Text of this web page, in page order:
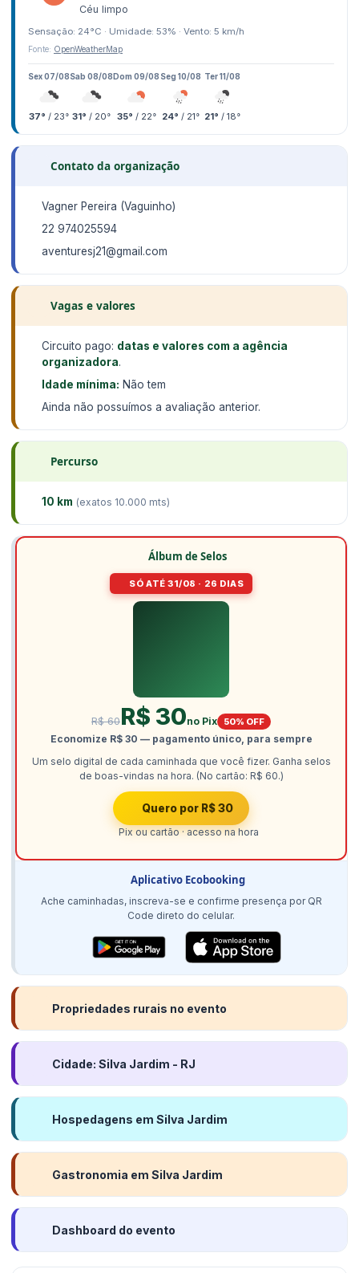
Céu limpo
Sensação: 24°C · Umidade: 53% · Vento: 5 km/h
Fonte: OpenWeatherMap
Sex 07/08
37° / 23°
Sab 08/08
31° / 20°
Dom 09/08
35° / 22°
Seg 10/08
24° / 21°
Ter 11/08
21° / 18°
Contato da organização
Vagner Pereira (Vaguinho)
22 974025594
aventuresj21@gmail.com
Vagas e valores
Circuito pago: datas e valores com a agência
organizadora.
Idade mínima: Não tem
Ainda não possuímos a avaliação anterior.
Percurso
10 km (exatos 10.000 mts)
Álbum de Selos
SÓ ATÉ 31/08 · 26 DIAS
R$ 60R$ 30no Pix 50% OFF
Economize R$ 30 — pagamento único, para sempre
Um selo digital de cada caminhada que você fizer. Ganha selos
de boas-vindas na hora. (No cartão: R$ 60.)
Quero por R$ 30
Pix ou cartão · acesso na hora
Aplicativo Ecobooking
Ache caminhadas, inscreva-se e confirme presença por QR
Code direto do celular.
Propriedades rurais no evento
Cidade: Silva Jardim - RJ
Hospedagens em Silva Jardim
Gastronomia em Silva Jardim
Dashboard do evento